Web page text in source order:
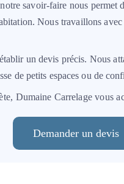
savoir-faire nous
Nous travaillons
un devis précis. Nous
de petits espaces ou de
Dumaine Carrelage vous
Demander un devis